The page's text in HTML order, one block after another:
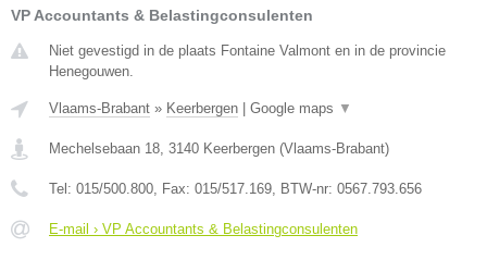
VP Accountants & Belastingconsulenten
Niet gevestigd in de plaats Fontaine Valmont en in de provincie
Henegouwen.
Vlaams-Brabant » Keerbergen Google maps ▼
Mechelsebaan 18, 3140 Keerbergen (Vlaams-Brabant)
Tel: 015/500.800, Fax: 015/517.169, BTW-nr: 0567.793.656
E-mail › VP Accountants & Belastingconsulenten